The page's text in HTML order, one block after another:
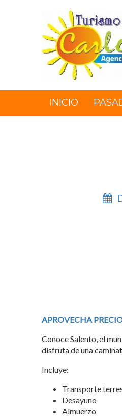
INICIO
APROVECHA
Conoce Salento, el
disfruta de una
Incluye:
Transporte
Desayuno
Almuerzo